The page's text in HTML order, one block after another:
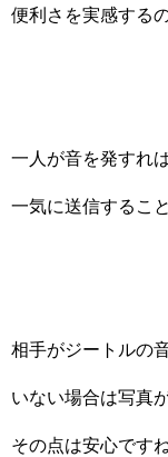
便利さを実感する
一人が音を発すれ
一気に送信するこ
相手がジートルの
いない場合は写真
その点は安心ですね